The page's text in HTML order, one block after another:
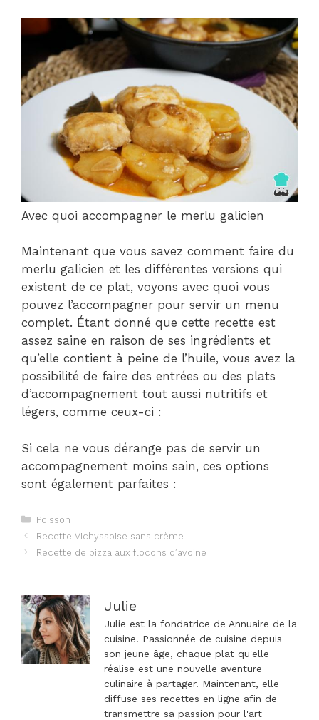
Avec quoi accompagner le merlu galicien
Maintenant que vous savez comment faire du
merlu galicien et les différentes versions qui
existent de ce plat, voyons avec quoi vous
pouvez l’accompagner pour servir un menu
complet. Étant donné que cette recette est
assez saine en raison de ses ingrédients et
qu’elle contient à peine de l’huile, vous avez la
possibilité de faire des entrées ou des plats
d’accompagnement tout aussi nutritifs et
légers, comme ceux-ci :
Si cela ne vous dérange pas de servir un
accompagnement moins sain, ces options
sont également parfaites :
Catégories
Poisson
Navigation
des
Recette Vichyssoise sans crème
Recette de pizza aux flocons d’avoine
Julie
Julie est la fondatrice de Annuaire de la
cuisine. Passionnée de cuisine depuis
son jeune âge, chaque plat qu'elle
réalise est une nouvelle aventure
culinaire à partager. Maintenant, elle
diffuse ses recettes en ligne afin de
transmettre sa passion pour l'art